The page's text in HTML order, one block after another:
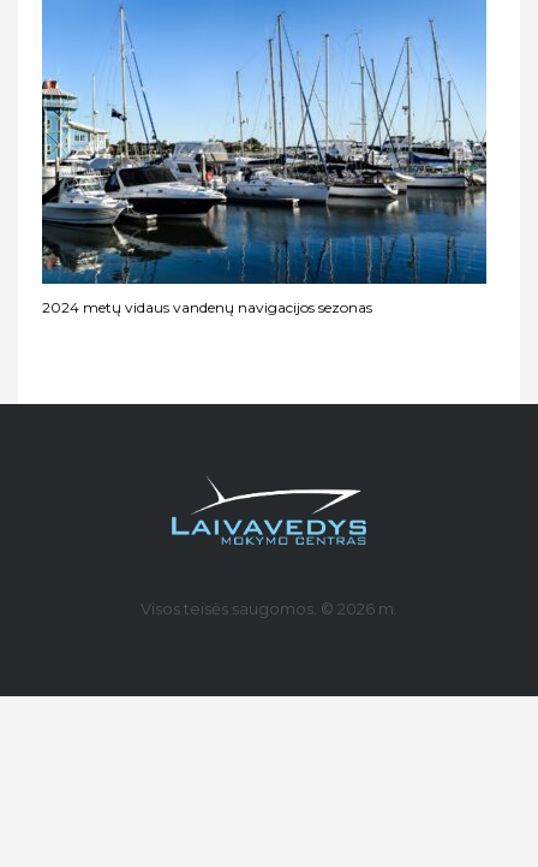
2024 metų vidaus vandenų navigacijos sezonas
Visos teisės saugomos. © 2026 m.